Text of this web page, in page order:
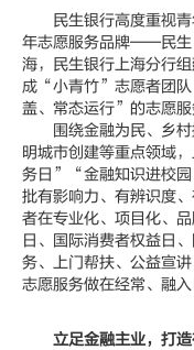
民生银行高度重视青
年志愿服务品牌——民
海，民生银行上海分行
成“小青竹”志愿者团队
盖、常态运行”的志愿服
围绕金融为民、乡村
明城市创建等重点领域
务日”“金融知识进校
批有影响力、有辨识度
者在专业化、项目化、
日、国际消费者权益日
务、上门帮扶、公益宣
志愿服务做在经常、融入
立足金融主业，打